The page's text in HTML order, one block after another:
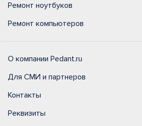
Ремонт ноутбуков
Ремонт компьютеров
О компании Pedant.ru
Для СМИ и партнеров
Контакты
Реквизиты